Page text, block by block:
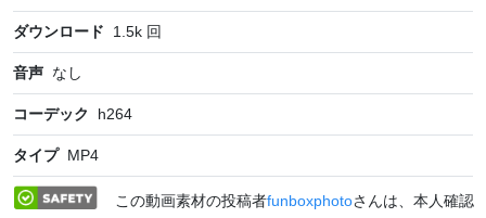
ダウンロード 1.5k 回
音声 なし
コーデック h264
タイプ MP4
この動画素材の投稿者funboxphotoさんは、本人確認